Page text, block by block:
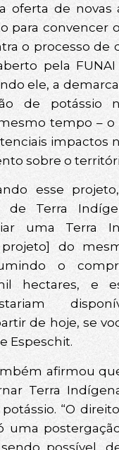
oferta de novas
para convencer
o processo de
pela
ele, a
de potássio
tempo – o
impactos
sobre o
esse
de Terra
uma Terra
do
o
hectares, e
de hoje, se
Espeschit.
afirmou
Terra
“O
uma
possível,